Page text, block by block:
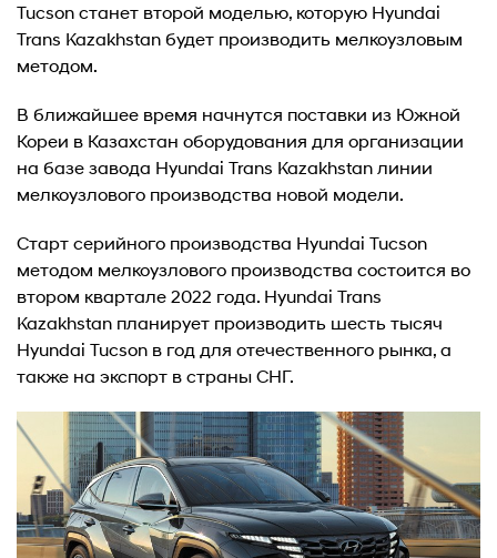
Tucson станет второй моделью, которую Hyundai
Trans Kazakhstan будет производить мелкоузловым
методом.
В ближайшее время начнутся поставки из Южной
Кореи в Казахстан оборудования для организации
на базе завода Hyundai Trans Kazakhstan линии
мелкоузлового производства новой модели.
Старт серийного производства Hyundai Tucson
методом мелкоузлового производства состоится во
втором квартале 2022 года. Hyundai Trans
Kazakhstan планирует производить шесть тысяч
Hyundai Tucson в год для отечественного рынка, а
также на экспорт в страны СНГ.